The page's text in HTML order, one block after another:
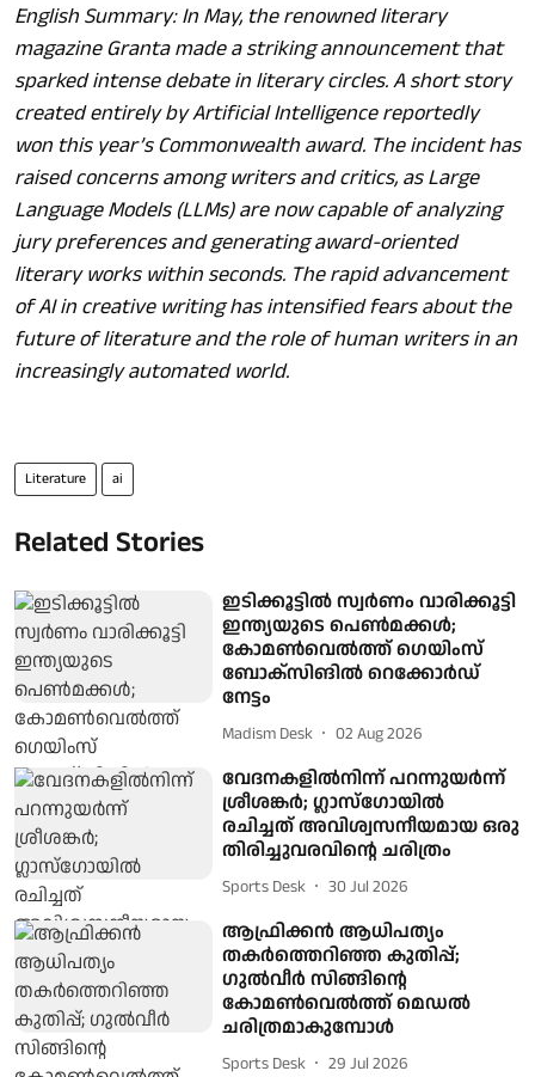
English Summary: In May, the renowned literary
magazine Granta made a striking announcement that
sparked intense debate in literary circles. A short story
created entirely by Artificial Intelligence reportedly
won this year’s Commonwealth award. The incident has
raised concerns among writers and critics, as Large
Language Models (LLMs) are now capable of analyzing
jury preferences and generating award-oriented
literary works within seconds. The rapid advancement
of AI in creative writing has intensified fears about the
future of literature and the role of human writers in an
increasingly automated world.
Literature ai
Related Stories
ഇടിക്കൂട്ടില്‍ സ്വര്‍ണം വാരിക്കൂട്ടി
ഇന്ത്യയുടെ പെണ്‍മക്കള്‍;
കോമണ്‍വെല്‍ത്ത് ഗെയിംസ്
ബോക്‌സിങില്‍ റെക്കോര്‍ഡ്
നേട്ടം
Madism Desk 02 Aug 2026
വേദനകളിൽനിന്ന് പറന്നുയർന്ന്
ശ്രീശങ്കർ; ഗ്ലാസ്ഗോയിൽ
രചിച്ചത് അവിശ്വസനീയമായ ഒരു
തിരിച്ചുവരവിന്റെ ചരിത്രം
Sports Desk 30 Jul 2026
ആഫ്രിക്കൻ ആധിപത്യം
തകർത്തെറിഞ്ഞ കുതിപ്പ്;
ഗുൽവീർ സിങ്ങിന്റെ
കോമൺവെൽത്ത് മെഡൽ
ചരിത്രമാകുമ്പോൾ
Sports Desk 29 Jul 2026